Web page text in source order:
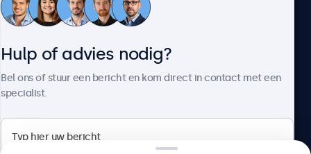
Klantenservice
Hulp of advies nodig?
Bel ons of stuur een bericht en kom direct in contact met een
specialist.